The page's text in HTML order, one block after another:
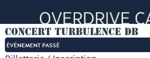
Concert Turbulence DB
ÉVÉNEMENT PASSÉ